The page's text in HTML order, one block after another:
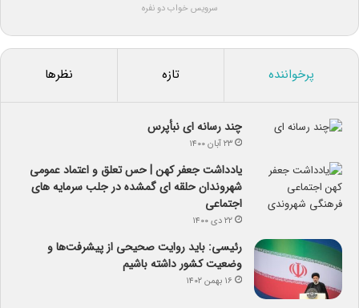
سرویس خواب دو نفره
پرخواننده تازه نظرها
چند رسانه ای نبأپرس
۲۳ آبان ۱۴۰۰
یادداشت جعفر کهن | حس تعلق و اعتماد عمومی
شهروندان حلقه ای گمشده در جلب سرمایه های
اجتماعی
۲۲ دی ۱۴۰۰
رئیسی: باید روایت صحیحی از پیشرفت‌ها و
وضعیت کشور داشته باشیم
۱۶ بهمن ۱۴۰۲